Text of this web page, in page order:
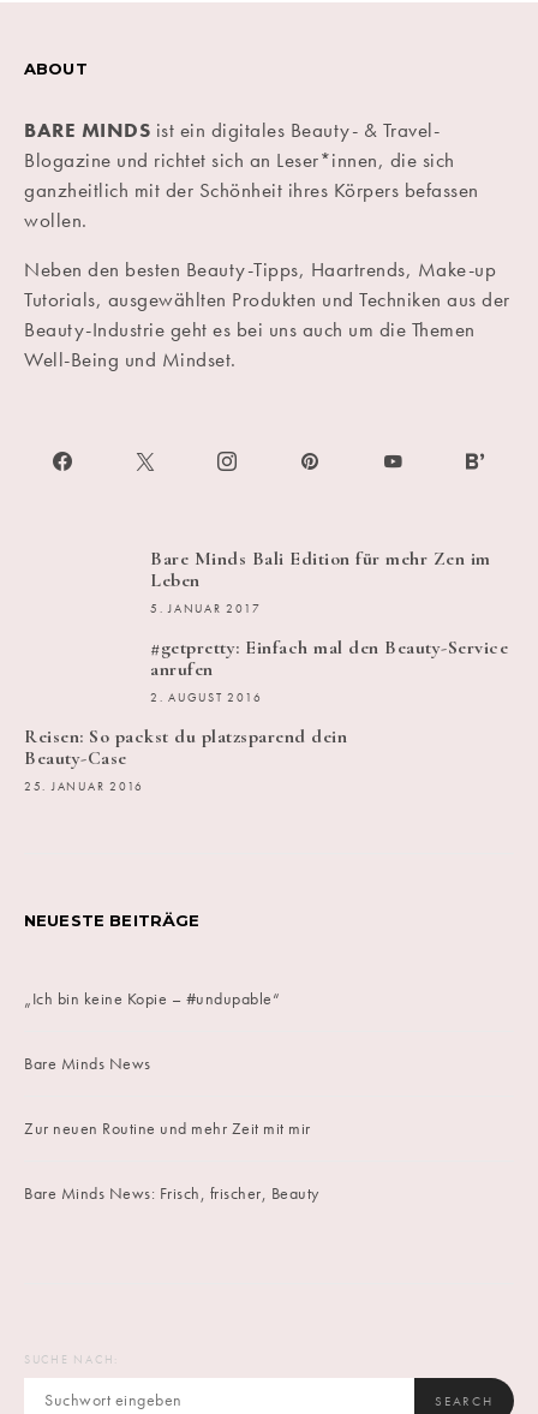
ABOUT
BARE MINDS ist ein digitales Beauty- & Travel-
Blogazine und richtet sich an Leser*innen, die sich
ganzheitlich mit der Schönheit ihres Körpers befassen
wollen.
Neben den besten Beauty-Tipps, Haartrends, Make-up
Tutorials, ausgewählten Produkten und Techniken aus der
Beauty-Industrie geht es bei uns auch um die Themen
Well-Being und Mindset.
Bare Minds Bali Edition für mehr Zen im
Leben
5. JANUAR 2017
#getpretty: Einfach mal den Beauty-Service
anrufen
2. AUGUST 2016
Reisen: So packst du platzsparend dein
Beauty-Case
25. JANUAR 2016
NEUESTE BEITRÄGE
„Ich bin keine Kopie – #undupable“
Bare Minds News
Zur neuen Routine und mehr Zeit mit mir
Bare Minds News: Frisch, frischer, Beauty
SUCHE NACH:
SEARCH